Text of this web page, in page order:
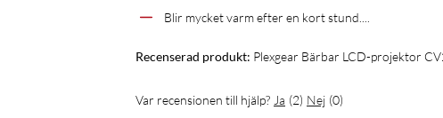
Blir mycket varm efter en kort stund....
Recenserad produkt: Plexgear Bärbar LCD-projektor
Var recensionen till hjälp? Ja (2) Nej (0)